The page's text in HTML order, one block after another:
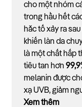
cho một nhóm
trong hầu hết
hắc tố xảy ra
khiến làn da
là một chất hấp
tiêu tan hơn
melanin được
xạ UVB, giảm
Xem thêm